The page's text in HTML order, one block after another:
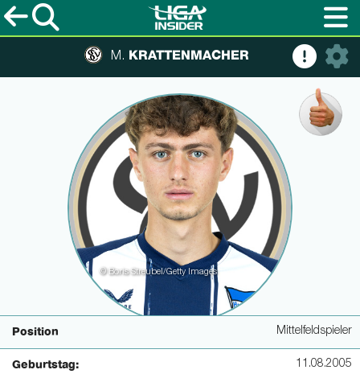
M. KRATTENMACHER
© Boris Streubel/Getty Images
Position Mittelfeldspieler
Geburtstag: 11.08.2005